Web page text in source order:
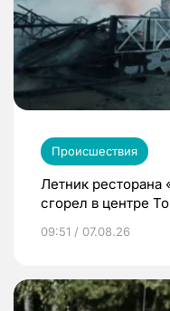
Происшествия
Летник ресторана
сгорел в центре
09:51 / 07.08.26